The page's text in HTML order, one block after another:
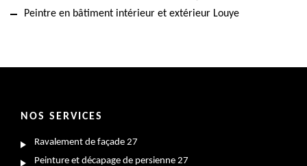
Peintre en bâtiment intérieur et extérieur Louye
NOS SERVICES
Ravalement de façade 27
Peinture et décapage de persienne 27